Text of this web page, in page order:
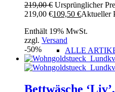
ALLE
219,00€ Ursprünglicher
219,00 €109,50 €Aktueller
Enthält 19% MwSt.
zzgl. Versand
-50%
Bettwäsche